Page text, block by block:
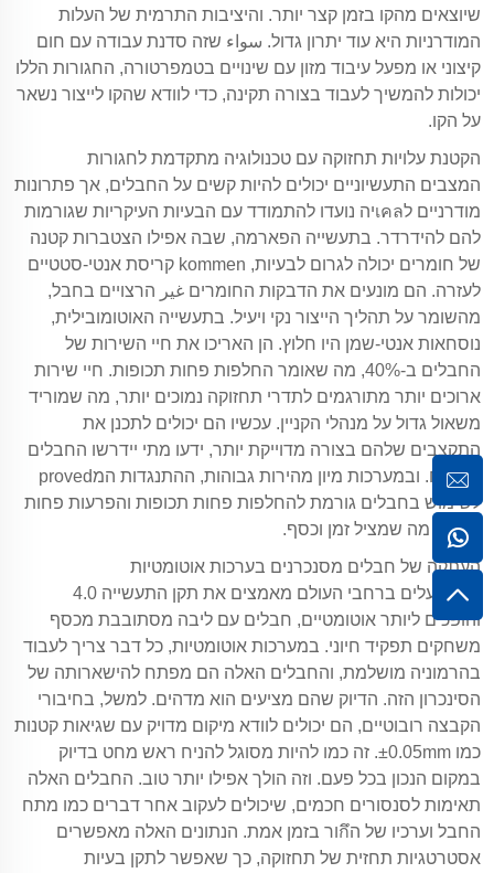
שיוצאים מהקו בזמן קצר יותר. והיציבות התרמית של העלות
המודרניות היא עוד יתרון גדול. سواء שזה סדנת עבודה עם חום
קיצוני או מפעל עיבוד מזון עם שינויים בטמפרטורה, החגורות הללו
יכולות להמשיך לעבוד בצורה תקינה, כדי לוודא שהקו לייצור נשאר
על הקו.
הקטנת עלויות תחזוקה עם טכנולוגיה מתקדמת לחגורות
המצבים התעשיוניים יכולים להיות קשים על החבלים, אך פתרונות
מודרניים לเคลיה נועדו להתמודד עם הבעיות העיקריות שגורמות
להם להידרדר. בתעשייה הפארמה, שבה אפילו הצטברות קטנה
של חומרים יכולה לגרום לבעיות, kommen קריסת אנטי-סטטיים
לעזרה. הם מונעים את הדבקות החומרים غير הרצויים בחבל,
מהשומר על תהליך הייצור נקי ויעיל. בתעשייה האוטומובילית,
נוסחאות אנטי-שמן היו חלוץ. הן האריכו את חיי השירות של
החבלים ב-40%, מה שאומר החלפות פחות תכופות. חיי שירות
ארוכים יותר מתורגמים לתדרי תחזוקה נמוכים יותר, מה שמוריד
משאול גדול על מנהלי הקניין. עכשיו הם יכולים לתכנן את
התקצבים שלהם בצורה מדוייקת יותר, ידעו מתי יידרשו החבלים
לביטוח. ובמערכות מיון מהירות גבוהות, ההתנגדות המproved
לשימוש בחבלים גורמת להחלפות פחות תכופות והפרעות פחות
לייצור, מה שמציל זמן וכסף.
העתקה של חבלים מסנכרנים בערכות אוטומטיות
כשמפעלים ברחבי העולם מאמצים את תקן התעשייה 4.0
והופכים ליותר אוטומטיים, חבלים עם ליבה מסתובבת מכסף
משחקים תפקיד חיוני. במערכות אוטומטיות, כל דבר צריך לעבוד
בהרמוניה מושלמת, והחבלים האלה הם מפתח להישארותה של
הסינכרון הזה. הדיוק שהם מציעים הוא מדהים. למשל, בחיבורי
הקבצה רובוטיים, הם יכולים לוודא מיקום מדויק עם שגיאות קטנות
כמו ±0.05mm. זה כמו להיות מסוגל להניח ראש מחט בדיוק
במקום הנכון בכל פעם. וזה הולך אפילו יותר טוב. החבלים האלה
תאימות לסנסורים חכמים, שיכולים לעקוב אחר דברים כמו מתח
החבל וערכיו של הึกור בזמן אמת. הנתונים האלה מאפשרים
אסטרטגיות תחזית של תחזוקה, כך שאפשר לתקן בעיות